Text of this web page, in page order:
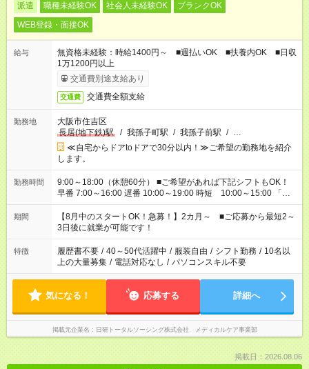
派遣 職種未経験OK 社会人未経験OK
ブランクOK
WEB登録・面接OK
給与
無資格未経験：時給1400円～ ■週払いOK ■扶養内OK ■日収
1万1200円以上
交通費別途支給あり
交通費 交通費全額支給
勤務地
大阪市住吉区
長居(地下鉄)駅
/ 我孫子町駅 / 我孫子前駅 / …
≪自宅からドアtoドアで30分以内！≫ご希望の勤務地を紹介
します。
勤務時間
9:00～18:00（休憩60分） ■ご希望があれば下記シフトもOK！
早番 7:00～16:00 遅番 10:00～19:00 時短 10:00～15:00 「家
族と休みを合わせたい」 「余裕を持って夕飯の準備がしたい」
「できれば残業はしたくない」 など、ご希望を教えてください
ね。 ※Wワーク希望の方へ 今ご覧のお仕事で希望する勤務時間
と、もう1つのお仕事の勤務時間。 合計で週40時間を超える場
合は応募できません。
期間
【8月中のスタートOK！急募！】2カ月～ ■ご応募から最短2～
3日後に就業が可能です！
特徴 履歴書不要 / 40～50代活躍中 / 服装自由 / シフト勤務 / 10名以
上の大量募集 / 電話対応なし / パソコンスキル不要
気になる！ 応募する 詳細へ
掲載元企業名 日研トータルソーシング株式会社 メディカルケア事業部
掲載日：2026.08.06